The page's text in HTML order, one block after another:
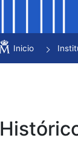
Mostrar/
Mostrar/
Inicio